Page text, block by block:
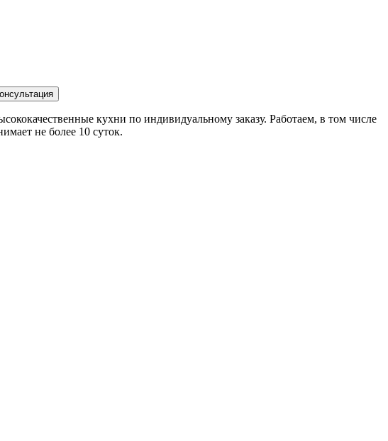
кухни по индивидуальному заказу. Работаем, в том числе
не более 10 суток.